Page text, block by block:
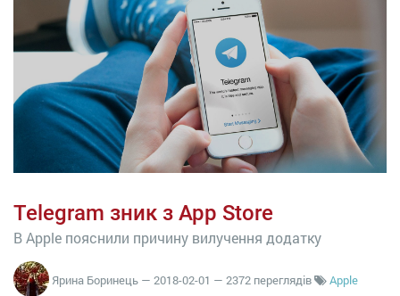
Telegram зник з App Store
В Apple пояснили причину вилучення додатку
Ярина Боринець — 2018-02-01 — 2372 переглядів
Apple